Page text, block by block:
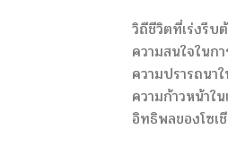
วิถีชีวิตที่เร่งรีบ
ความสนใจในก
ความปรารถนา
ความก้าวหน้าใ
อิทธิพลของโซเ